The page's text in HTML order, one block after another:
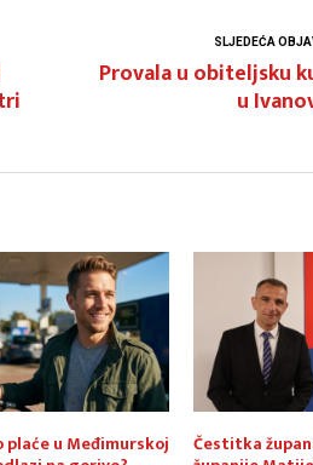
SLJEDEĆA
Provala u obiteljsku
u
plaće u Međimurskoj Čestitka